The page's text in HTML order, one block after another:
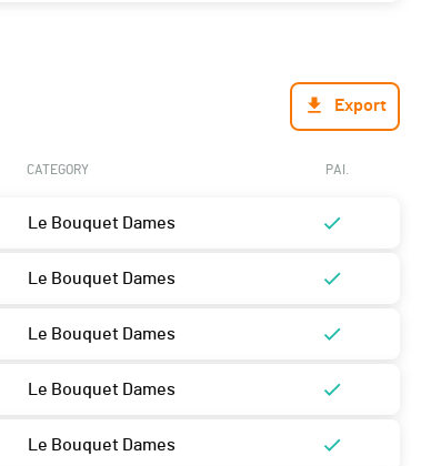
Export
CATEGORY PAI.
Le Bouquet Dames
Le Bouquet Dames
Le Bouquet Dames
Le Bouquet Dames
Le Bouquet Dames